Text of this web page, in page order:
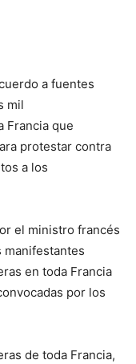
a fuentes
mil
Francia que
protestar contra
a los
el ministro francés
manifestantes
en toda Francia
por los
de toda Francia,